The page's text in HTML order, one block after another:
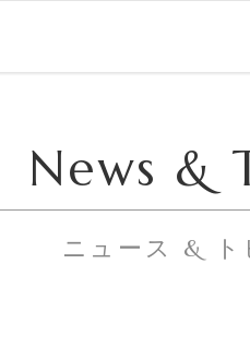
News &
ニュース & ト